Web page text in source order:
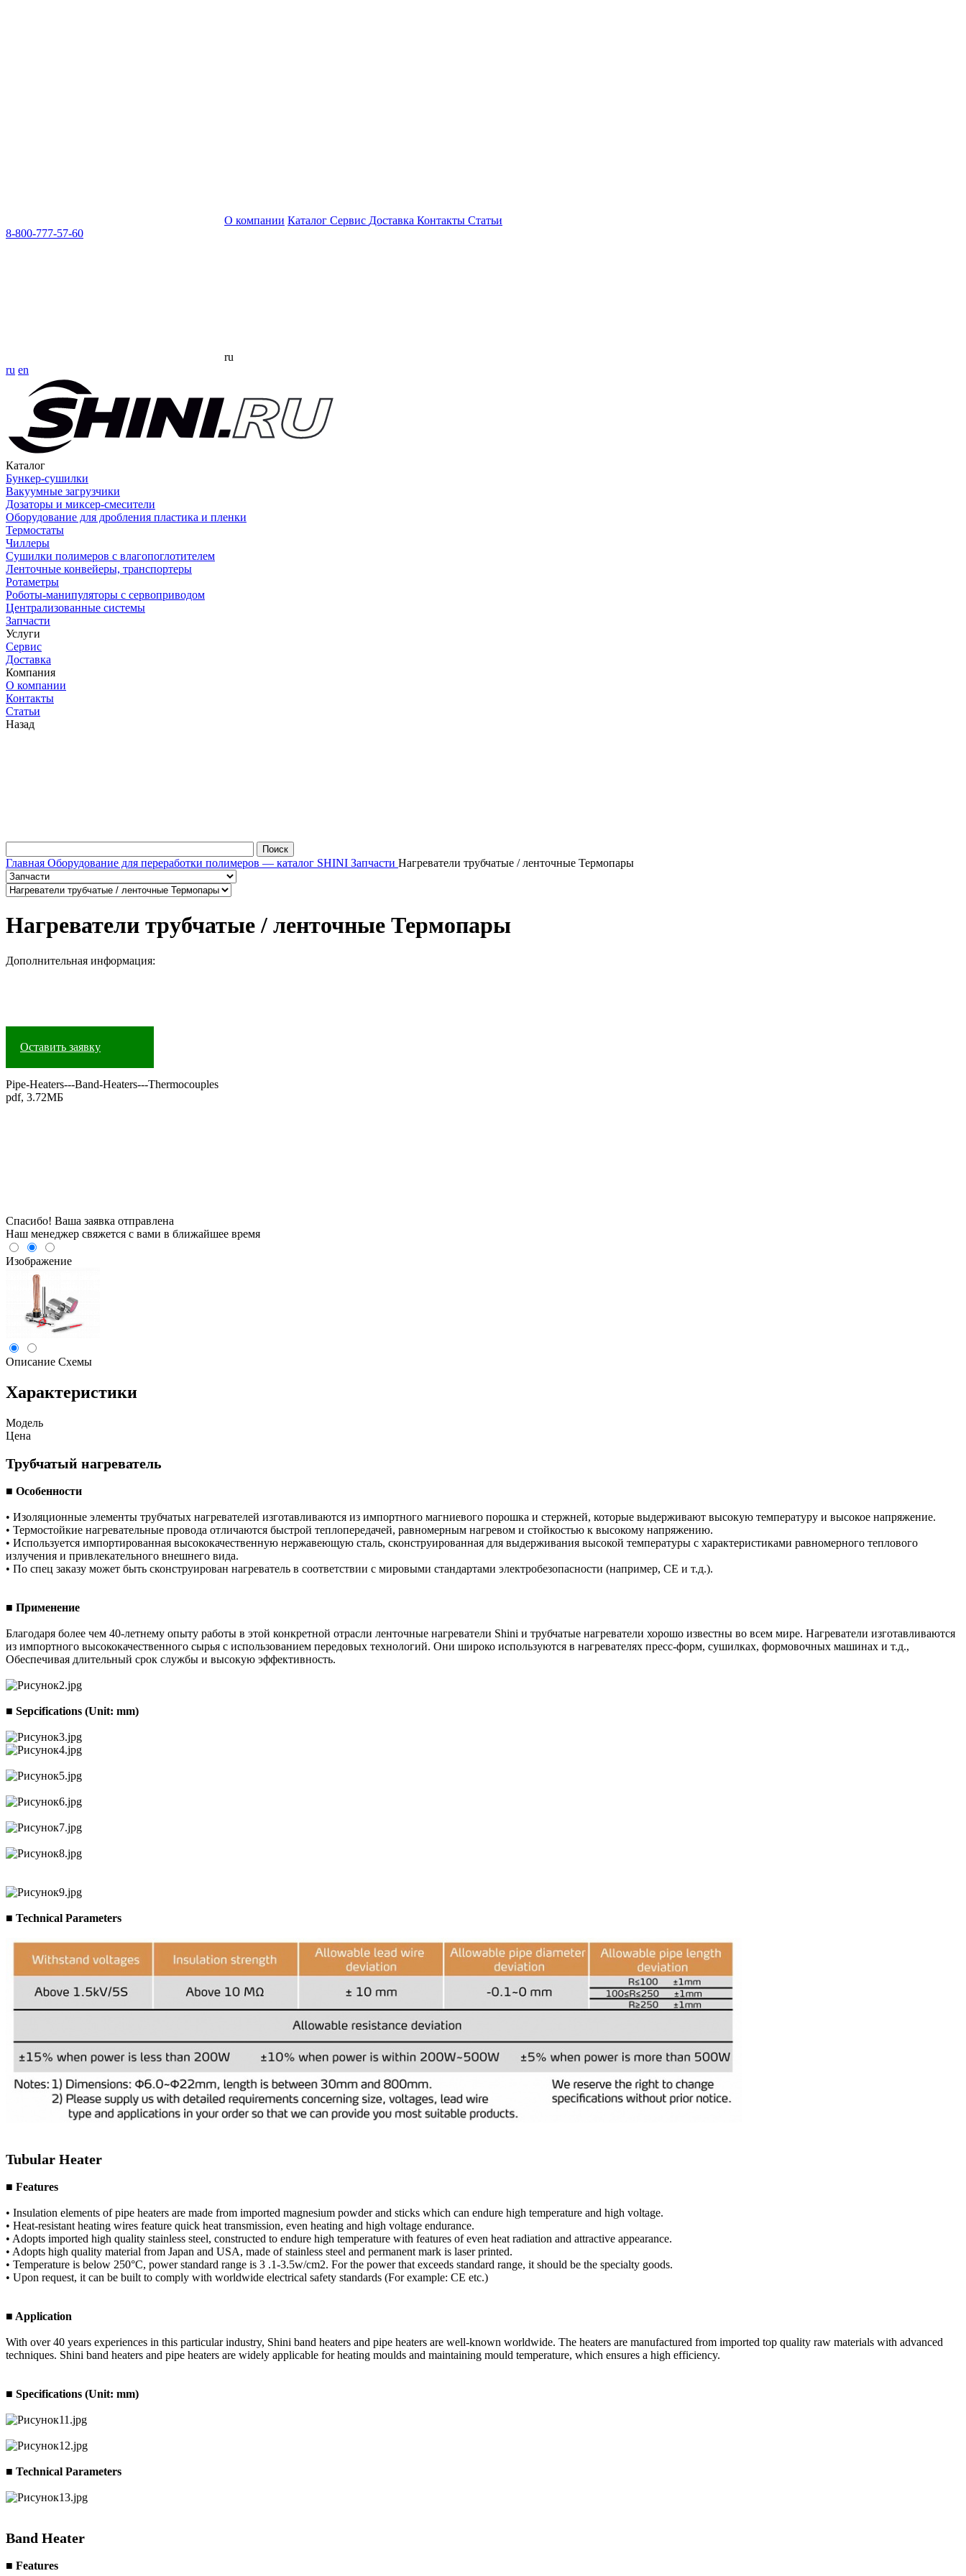
О компании Каталог Сервис Доставка Контакты Статьи
8-800-777-57-60
ru
ru en
Каталог
Бункер-сушилки
Вакуумные загрузчики
Дозаторы и миксер-смесители
Оборудование для дробления пластика и пленки
Термостаты
Чиллеры
Сушилки полимеров с влагопоглотителем
Ленточные конвейеры, транспортеры
Ротаметры
Роботы-манипуляторы с сервоприводом
Централизованные системы
Запчасти
Услуги
Сервис
Доставка
Компания
О компании
Контакты
Статьи
Назад
Главная Оборудование для переработки полимеров — каталог SHINI Запчасти Нагреватели трубчатые / ленточные Термопары
Нагреватели трубчатые / ленточные Термопары
Дополнительная информация:
Оставить заявку
Pipe-Heaters---Band-Heaters---Thermocouples
pdf, 3.72МБ
Спасибо! Ваша заявка отправлена
Наш менеджер свяжется с вами в ближайшее время
Изображение
Описание Схемы
Характеристики
Модель
Цена
Трубчатый нагреватель
■ Особенности
• Изоляционные элементы трубчатых нагревателей изготавливаются из импортного магниевого порошка и стержней, которые выдерживают высокую температуру и высокое напряжение.
• Термостойкие нагревательные провода отличаются быстрой теплопередачей, равномерным нагревом и стойкостью к высокому напряжению.
• Используется импортированная высококачественную нержавеющую сталь, сконструированная для выдерживания высокой температуры с характеристиками равномерного теплового
излучения и привлекательного внешнего вида.
• По спец заказу может быть сконструирован нагреватель в соответствии с мировыми стандартами электробезопасности (например, CE и т.д.).
■ Применение
Благодаря более чем 40-летнему опыту работы в этой конкретной отрасли ленточные нагреватели Shini и трубчатые нагреватели хорошо известны во всем мире. Нагреватели изготавливаются
из импортного высококачественного сырья с использованием передовых технологий. Они широко используются в нагревателях пресс-форм, сушилках, формовочных машинах и т.д.,
Обеспечивая длительный срок службы и высокую эффективность.
■ Sepcifications (Unit: mm)
■ Technical Parameters
Tubular Heater
■ Features
• Insulation elements of pipe heaters are made from imported magnesium powder and sticks which can endure high temperature and high voltage.
• Heat-resistant heating wires feature quick heat transmission, even heating and high voltage endurance.
• Adopts imported high quality stainless steel, constructed to endure high temperature with features of even heat radiation and attractive appearance.
• Adopts high quality material from Japan and USA, made of stainless steel and permanent mark is laser printed.
• Temperature is below 250°C, power standard range is 3 .1-3.5w/cm2. For the power that exceeds standard range, it should be the specialty goods.
• Upon request, it can be built to comply with worldwide electrical safety standards (For example: CE etc.)
■ Application
With over 40 years experiences in this particular industry, Shini band heaters and pipe heaters are well-known worldwide. The heaters are manufactured from imported top quality raw materials with advanced
techniques. Shini band heaters and pipe heaters are widely applicable for heating moulds and maintaining mould temperature, which ensures a high efficiency.
■ Specifications (Unit: mm)
■ Technical Parameters
Band Heater
■ Features